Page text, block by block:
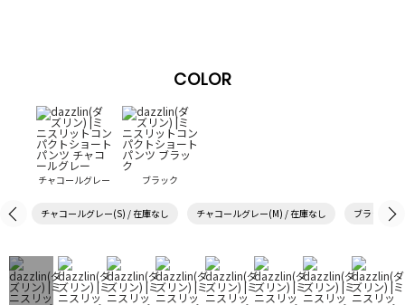
COLOR
チャコールグレー ブラック
チャコールグレー(S) / 在庫なし チャコールグレー(M) / 在庫なし ブラック